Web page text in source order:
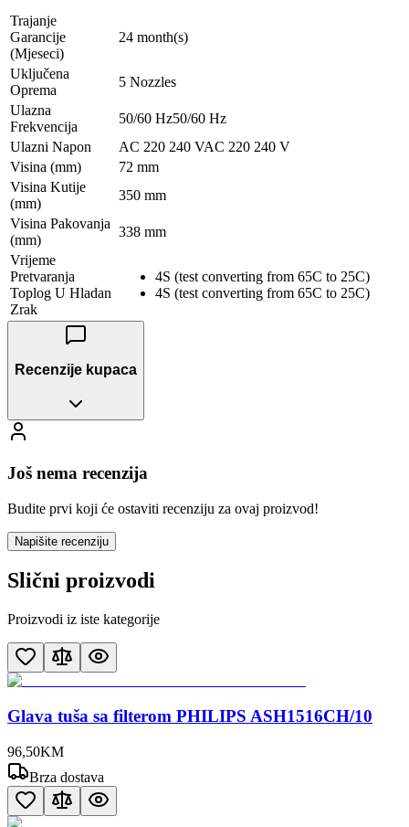
Trajanje
Garancije
(Mjeseci)
24 month(s)
Uključena
Oprema
5 Nozzles
Ulazna
Frekvencija
50/60 Hz50/60 Hz
Ulazni Napon
AC 220 240 VAC 220 240 V
Visina (mm)
72 mm
Visina Kutije
(mm)
350 mm
Visina Pakovanja
(mm)
338 mm
Vrijeme
Pretvaranja
Toplog U Hladan
Zrak
4S (test converting from 65C to 25C)
4S (test converting from 65C to 25C)
Recenzije kupaca
Još nema recenzija
Budite prvi koji će ostaviti recenziju za ovaj proizvod!
Napišite recenziju
Slični proizvodi
Proizvodi iz iste kategorije
Glava tuša sa filterom PHILIPS ASH1516CH/10
96,50KM
Brza dostava